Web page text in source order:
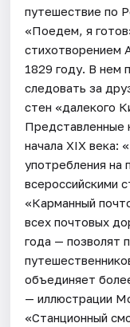
путешествие по
«Поедем, я
стихотворением
1829 году. В нем
следовать за
стен «далекого
Представленные
начала XIX века:
употребления на
всероссийскими
«Карманный
всех почтовых
года — позволят
объединяет
— иллюстрации
«Станционный